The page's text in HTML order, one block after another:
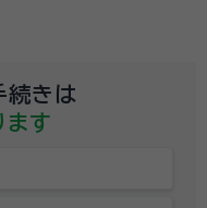
続きは
ます